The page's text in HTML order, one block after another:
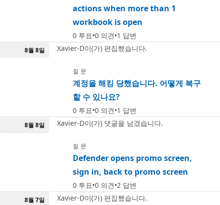
actions when more than 1
workbook is open
0 투표 0 의견 1 답변
8월 8일 Xavier-D이(가) 편집했습니다.
질문
계정을 해킹 당했습니다. 어떻게 복구
할 수 있나요?
0 투표 0 의견 1 답변
8월 8일 Xavier-D이(가) 댓글을 남겼습니다.
질문
Defender opens promo screen,
sign in, back to promo screen
0 투표 0 의견 2 답변
8월 7일 Xavier-D이(가) 편집했습니다.